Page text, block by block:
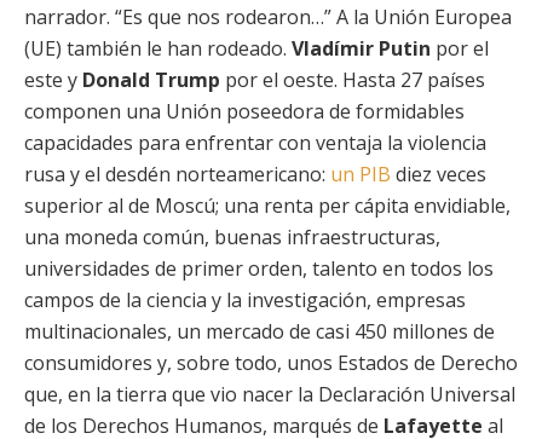
narrador. “Es que nos rodearon…” A la Unión Europea
(UE) también le han rodeado. Vladímir Putin por el
este y Donald Trump por el oeste. Hasta 27 países
componen una Unión poseedora de formidables
capacidades para enfrentar con ventaja la violencia
rusa y el desdén norteamericano: un PIB diez veces
superior al de Moscú; una renta per cápita envidiable,
una moneda común, buenas infraestructuras,
universidades de primer orden, talento en todos los
campos de la ciencia y la investigación, empresas
multinacionales, un mercado de casi 450 millones de
consumidores y, sobre todo, unos Estados de Derecho
que, en la tierra que vio nacer la Declaración Universal
de los Derechos Humanos, marqués de Lafayette al